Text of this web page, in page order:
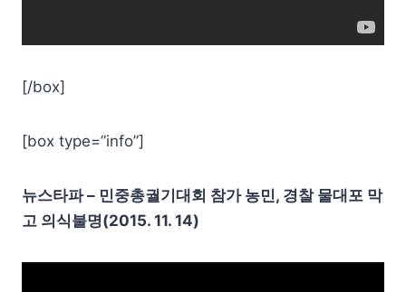
[/box]
[box type=”info”]
뉴스타파 – 민중총궐기대회 참가 농민, 경찰 물대포 막
고 의식불명(2015. 11. 14)